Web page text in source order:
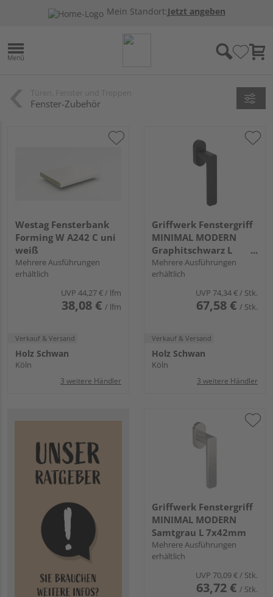
Mein Standort:Jetzt angeben
Fenster-Zubehör
Westag Fensterbank
Forming W A242 C uni
weiß
Mehrere Ausführungen
erhältlich
UVP 44,27 €/ lfm
38,08 € / lfm
Verkauf & Versand
Holz Schwan
Köln
3 weitere Händler
Griffwerk Fenstergriff
MINIMAL MODERN
Graphitschwarz L
7x42mm
Mehrere Ausführungen
erhältlich
UVP 74,34 €/ Stk.
67,58 € / Stk.
Verkauf & Versand
Holz Schwan
Köln
3 weitere Händler
Griffwerk Fenstergriff
MINIMAL MODERN
Samtgrau L 7x42mm
Mehrere Ausführungen
erhältlich
UVP 70,09 €/ Stk.
63,72 € / Stk.